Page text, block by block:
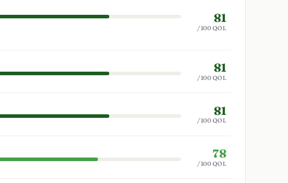
81
/100 QOL
81
/100 QOL
81
/100 QOL
78
/100 QOL